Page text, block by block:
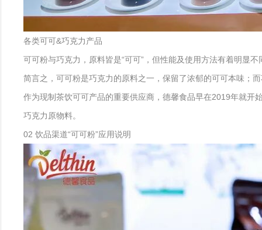
各类可可&巧克力产品
可可粉与巧克力，原料皆是“可可”，但性能及使用方法有着明显不
简言之，可可粉是巧克力的原料之一，保留了浓郁的可可本味；
作为现制茶饮可可产品的重要供应商，德馨食品早在2019年就开
巧克力原物料。
02 饮品渠道“可可粉”应用说明